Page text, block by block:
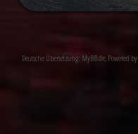
Deutsche Übersetzung: MyBB.de, Powered by